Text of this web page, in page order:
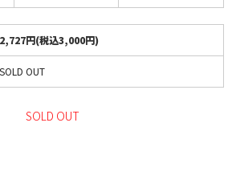
2,727円(税込3,000円)
SOLD OUT
SOLD OUT